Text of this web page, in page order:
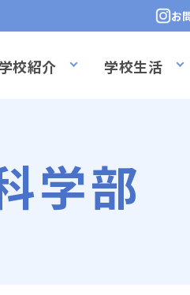
お
学校紹介 学校生活
学部